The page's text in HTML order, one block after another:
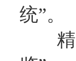
统”。
精度